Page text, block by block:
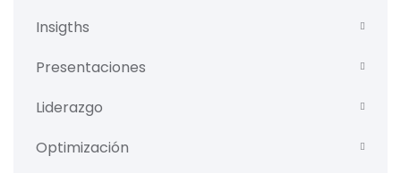
Insigths
Presentaciones
Liderazgo
Optimización